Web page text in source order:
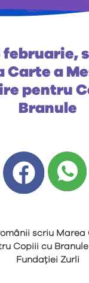
februarie,
Carte a
pentru
Branule
scriu
Copiii cu Branule
Fundației Zurli